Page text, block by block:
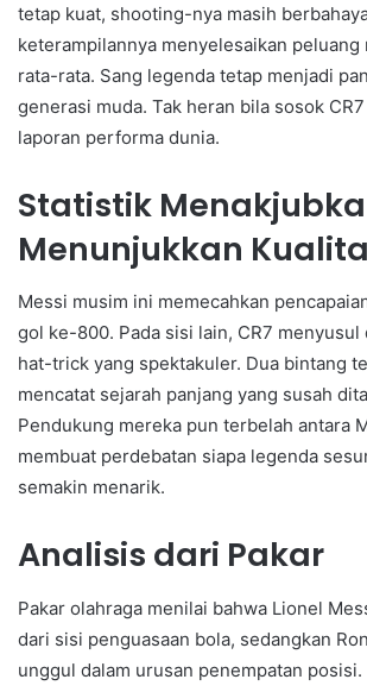
tetap kuat, shooting-nya masih
keterampilannya menyelesaikan peluang
rata-rata. Sang legenda tetap menjadi
generasi muda. Tak heran bila sosok
laporan performa dunia.
Statistik
Menunjukkan
Messi musim ini memecahkan
gol ke-800. Pada sisi lain, CR7
hat-trick yang spektakuler. Dua bintang
mencatat sejarah panjang yang susah
Pendukung mereka pun terbelah antara
membuat perdebatan siapa legenda
semakin menarik.
Analisis dari Pakar
Pakar olahraga menilai bahwa Lionel
dari sisi penguasaan bola, sedangkan
unggul dalam urusan penempatan